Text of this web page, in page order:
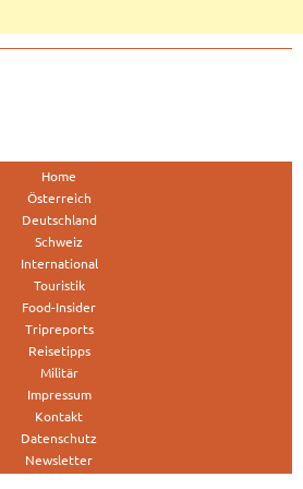
Home
Österreich
Deutschland
Schweiz
International
Touristik
Food-Insider
Tripreports
Reisetipps
Militär
Impressum
Kontakt
Datenschutz
Newsletter